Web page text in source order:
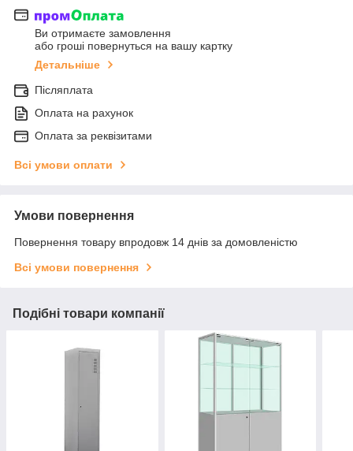
Ви отримаєте замовлення
або гроші повернуться на вашу картку
Детальніше
Післяплата
Оплата на рахунок
Оплата за реквізитами
Всі умови оплати
Умови повернення
Повернення товару впродовж 14 днів за домовленістю
Всі умови повернення
Подібні товари компанії